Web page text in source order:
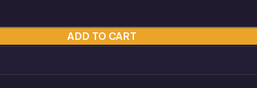
ADD TO CART